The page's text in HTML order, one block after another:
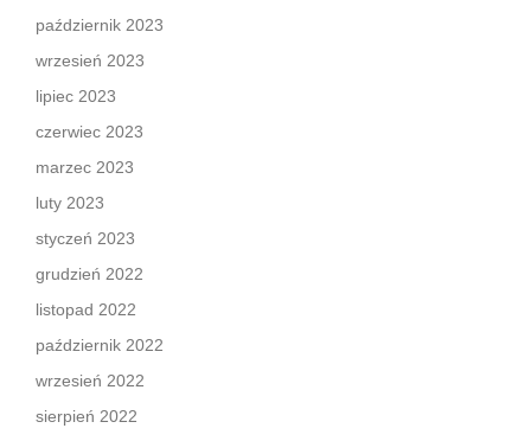
październik 2023
wrzesień 2023
lipiec 2023
czerwiec 2023
marzec 2023
luty 2023
styczeń 2023
grudzień 2022
listopad 2022
październik 2022
wrzesień 2022
sierpień 2022